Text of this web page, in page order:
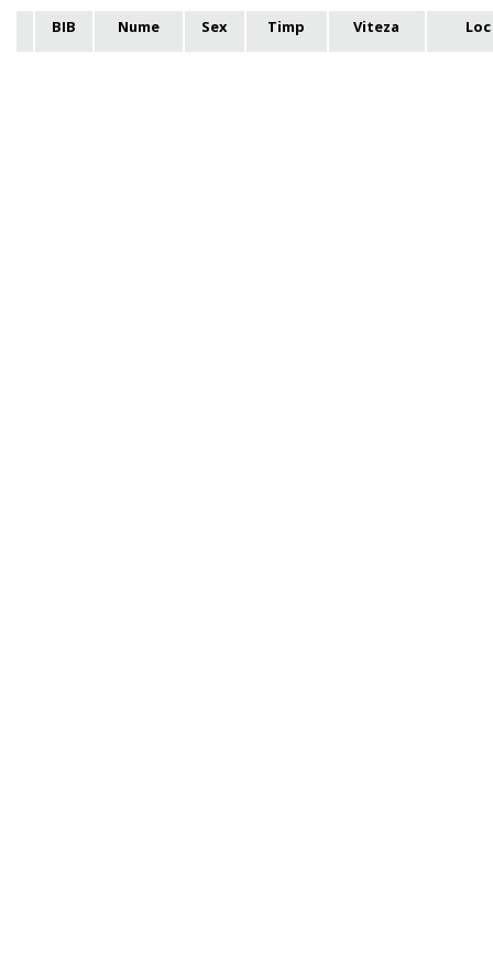
BIB Nume Sex Timp Viteza